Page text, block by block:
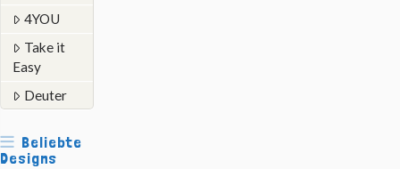
4YOU
Take it
Easy
Deuter
Beliebte
Designs